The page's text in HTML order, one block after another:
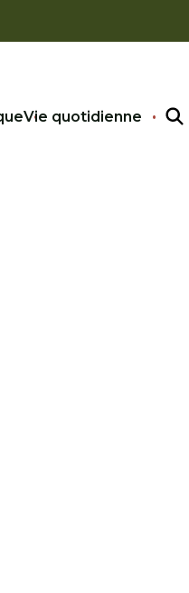
Vie quotidienne